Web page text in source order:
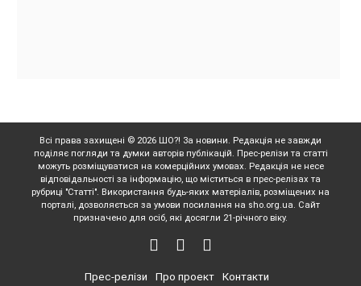
Всі права захищені © 2026 ШО?! За новини. Редакція не завжди
поділяє погляди та думки авторів публікацій. Прес-релізи та статті
можуть розміщуватися на комерційних умовах. Редакція не несе
відповідальності за інформацію, що міститься в прес-релізах та
рубриці "Статті". Використання будь-яких матеріалів, розміщених на
порталі, дозволяється за умови посилання на sho.org.ua. Сайт
призначено для осіб, які досягли 21-річного віку.
Прес-релізи Про проект
Контакти